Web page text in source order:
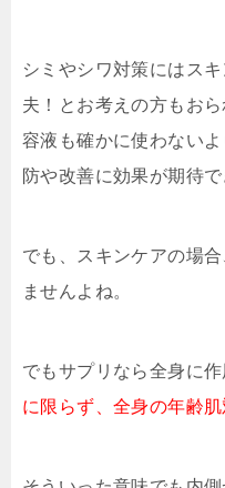
シミやシワ対策にはス
夫！とお考えの方もお
容液も確かに使わない
防や改善に効果が期待で
でも、スキンケアの場
ませんよね。
でもサプリなら全身に作
に限らず、全身の年齢肌